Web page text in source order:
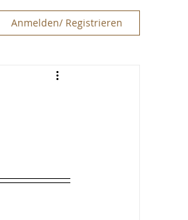
Anmelden/ Registrieren